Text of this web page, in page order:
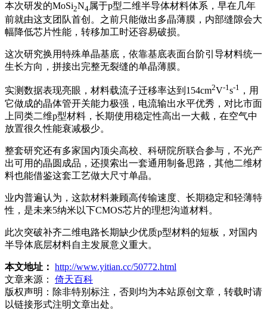
本次研发的MoSi2N4属于p型二维半导体材料体系，早在几年
前就由这支团队首创。之前只能做出多晶薄膜，内部缝隙会大
幅降低芯片性能，转移加工时还容易破损。
这次研究换用特殊单晶基底，依靠基底表面台阶引导材料统一
生长方向，拼接出完整无裂缝的单晶薄膜。
实测数据表现亮眼，材料载流子迁移率达到154cm2V-1s-1 ，用
它做成的晶体管开关能力极强，电流输出水平优秀，对比市面
上同类二维p型材料，长期使用稳定性高出一大截，在空气中
放置很久性能衰减极少。
整套研究还有多家国内顶尖高校、科研院所联合参与，不光产
出可用的晶圆成品，还摸索出一套通用制备思路，其他二维材
料也能借鉴这套工艺做大尺寸单晶。
业内普遍认为，这款材料兼顾高传输速度、长期稳定和轻薄特
性，是未来5纳米以下CMOS芯片的理想沟道材料。
此次突破补齐二维电路长期缺少优质p型材料的短板，对国内
半导体底层材料自主发展意义重大。
本文地址： http://www.yitian.cc/50772.html
文章来源：
倚天百科
版权声明： 除非特别标注，否则均为本站原创文章，转载时请
以链接形式注明文章出处。